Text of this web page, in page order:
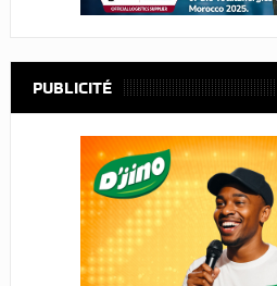
PUBLICITÉ